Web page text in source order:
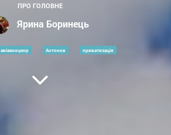
ПРО ГОЛОВНЕ
Ярина Боринець
авіаконценр Антонов приватизація